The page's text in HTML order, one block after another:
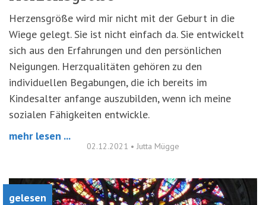
Herzensgröße wird mir nicht mit der Geburt in die
Wiege gelegt. Sie ist nicht einfach da. Sie entwickelt
sich aus den Erfahrungen und den persönlichen
Neigungen. Herzqualitäten gehören zu den
individuellen Begabungen, die ich bereits im
Kindesalter anfange auszubilden, wenn ich meine
sozialen Fähigkeiten entwickle.
mehr lesen ...
02.12.2021 • Jutta Mügge
gelesen